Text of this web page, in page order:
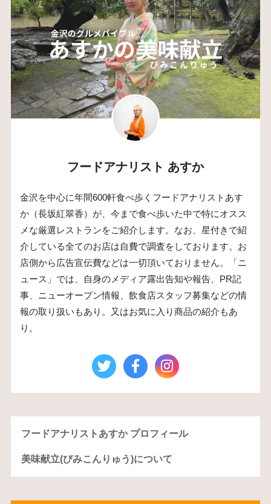
フードアナリスト あすか
金沢を中心に年間600軒食べ歩くフードアナリストあす
か（長坂紅翠香）が、今まで食べ歩いた中で特にオスス
メな厳選レストランをご紹介します。なお、星付きで紹
介している全てのお店は自費で調査をしております。お
店側から広告宣伝費などは一切頂いておりません。「ニ
ュース」では、自身のメディア露出告知や報告、PR記
事、ニューオープン情報、飲食店スタッフ募集などの情
報の取り扱いもあり。又はお気に入り商品の紹介もあ
り。
フードアナリストあすか プロフィール
美味献立(びみこんりゅう)について